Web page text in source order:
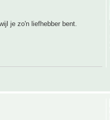
je zo'n liefhebber bent.